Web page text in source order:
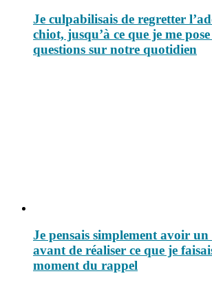
Je culpabilisais de regretter
chiot, jusqu’à ce que je me
questions sur notre quotidien
Je pensais simplement avoir
avant de réaliser ce que je
moment du rappel